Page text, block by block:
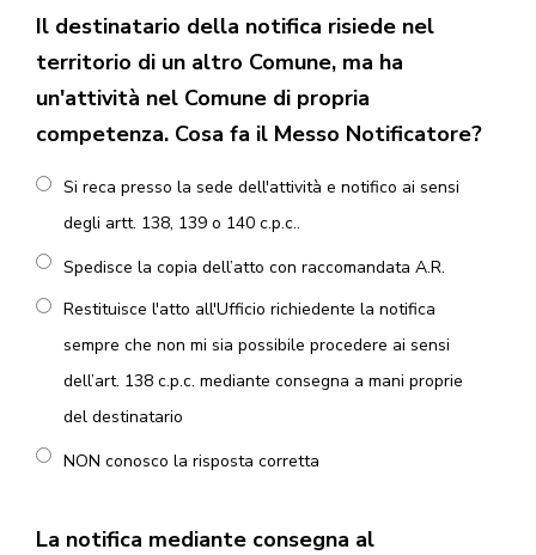
Il destinatario della notifica risiede nel
territorio di un altro Comune, ma ha
un'attività nel Comune di propria
competenza. Cosa fa il Messo Notificatore?
Si reca presso la sede dell'attività e notifico ai sensi
degli artt. 138, 139 o 140 c.p.c..
Spedisce la copia dell’atto con raccomandata A.R.
Restituisce l'atto all'Ufficio richiedente la notifica
sempre che non mi sia possibile procedere ai sensi
dell’art. 138 c.p.c. mediante consegna a mani proprie
del destinatario
NON conosco la risposta corretta
La notifica mediante consegna al